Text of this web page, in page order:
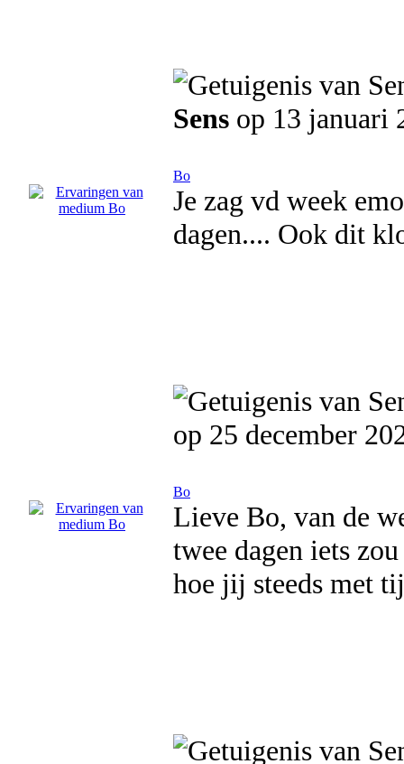
Sens op 13 januari
Bo
Je zag vd week
dagen.... Ook dit
op 25 december
Bo
Lieve Bo, van de
twee dagen iets
hoe jij steeds met